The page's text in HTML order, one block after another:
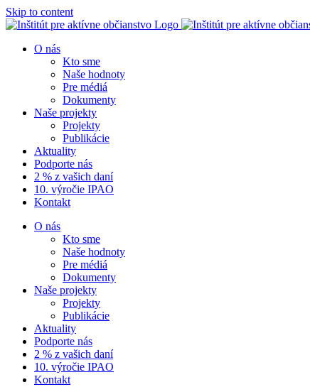
Skip to content
O nás
Kto sme
Naše hodnoty
Pre médiá
Dokumenty
Naše projekty
Projekty
Publikácie
Aktuality
Podporte nás
2 % z vašich daní
10. výročie IPAO
Kontakt
O nás
Kto sme
Naše hodnoty
Pre médiá
Dokumenty
Naše projekty
Projekty
Publikácie
Aktuality
Podporte nás
2 % z vašich daní
10. výročie IPAO
Kontakt